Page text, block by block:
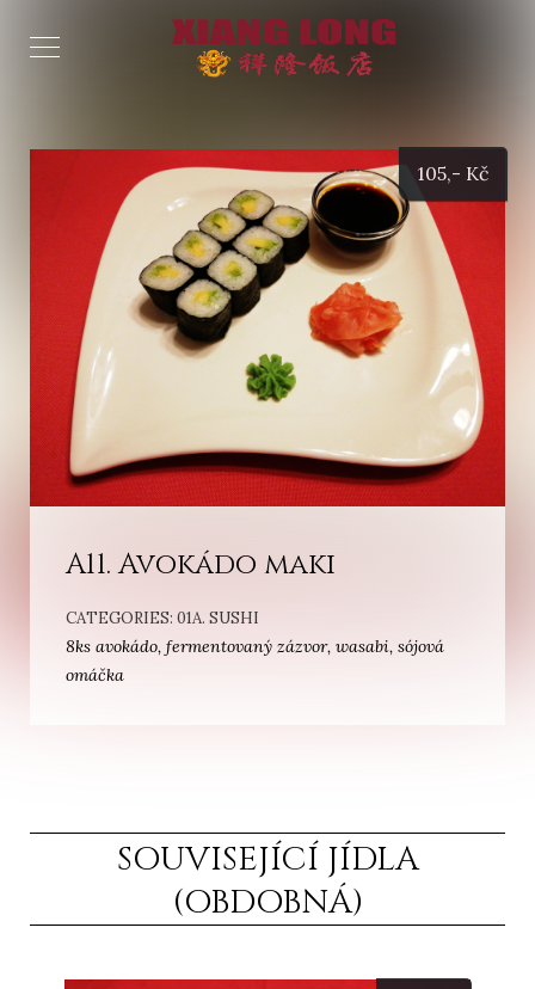
A11. Avokádo maki
CATEGORIES: 01A. SUSHI
8ks avokádo, fermentovaný zázvor, wasabi, sójová
omáčka
105,- Kč
SOUVISEJÍCÍ JÍDLA
(OBDOBNÁ)